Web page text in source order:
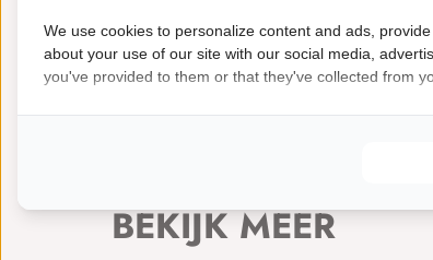
Soort: Te koop Typen: Driftauto
BEKIJK MEER
We use cookies to personalize content and ads,
about your use of our site with our social media,
you've provided to them or that they've collected from